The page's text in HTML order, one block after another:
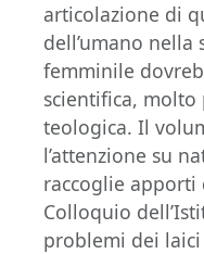
articolazione di
dell’umano nella
femminile
scientifica,
teologica. Il
l’attenzione su
raccoglie apporti
Colloquio
problemi dei